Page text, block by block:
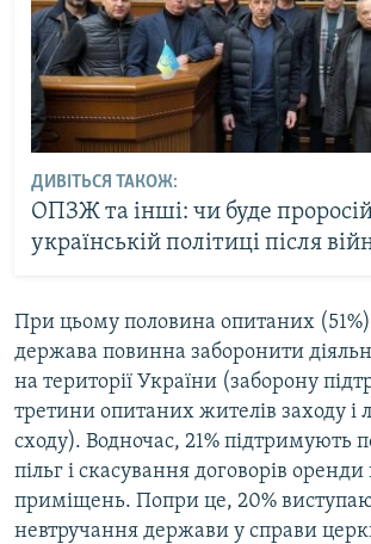
ДИВІТЬСЯ ТАКОЖ:
ОПЗЖ та інші: чи буде
українській політиці після
При цьому половина опитаних
держава повинна заборонити
на території України (заборону
третини опитаних жителів заходу і
сходу). Водночас, 21% підтримують
пільг і скасування договорів
приміщень. Попри це, 20%
невтручання держави у справи